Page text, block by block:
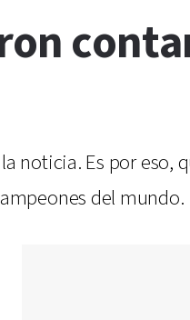
noticia. Es por eso,
del mundo.